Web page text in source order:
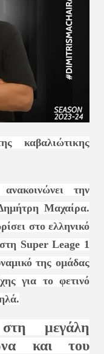
καβαλιώτικης
την
Μαχαίρα.
στο ελληνικό
Super Leage 1
της ομάδας
για το φετινό
μεγάλη
και του